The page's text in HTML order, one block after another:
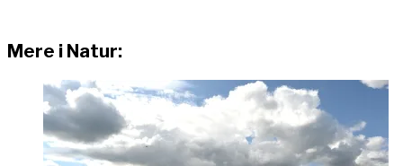
Mere i Natur: